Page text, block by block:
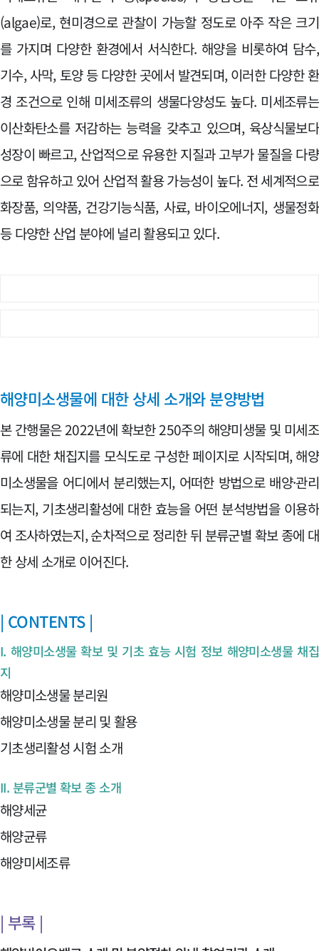
(algae)로, 현미경으로 관찰이 가능할 정도로 아주 작은 크기
를 가지며 다양한 환경에서 서식한다. 해양을 비롯하여 담수,
기수, 사막, 토양 등 다양한 곳에서 발견되며, 이러한 다양한 환
경 조건으로 인해 미세조류의 생물다양성도 높다. 미세조류는
이산화탄소를 저감하는 능력을 갖추고 있으며, 육상식물보다
성장이 빠르고, 산업적으로 유용한 지질과 고부가 물질을 다량
으로 함유하고 있어 산업적 활용 가능성이 높다. 전 세계적으로
화장품, 의약품, 건강기능식품, 사료, 바이오에너지, 생물정화
등 다양한 산업 분야에 널리 활용되고 있다.
해양미소생물에 대한 상세 소개와 분양방법
본 간행물은 2022년에 확보한 250주의 해양미생물 및 미세조
류에 대한 채집지를 모식도로 구성한 페이지로 시작되며, 해양
미소생물을 어디에서 분리했는지, 어떠한 방법으로 배양·관리
되는지, 기초생리활성에 대한 효능을 어떤 분석방법을 이용하
여 조사하였는지, 순차적으로 정리한 뒤 분류군별 확보 종에 대
한 상세 소개로 이어진다.
| CONTENTS |
I. 해양미소생물 확보 및 기초 효능 시험 정보 해양미소생물 채집
지
해양미소생물 분리원
해양미소생물 분리 및 활용
기초생리활성 시험 소개
II. 분류군별 확보 종 소개
해양세균
해양균류
해양미세조류
| 부록 |